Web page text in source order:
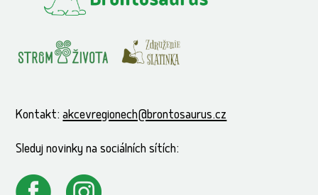
Kontakt:akcevregionech@brontosaurus.cz
Sleduj novinky na sociálních sítích: